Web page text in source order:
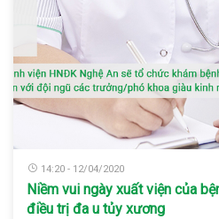
14:20 - 12/04/2020
Niềm vui ngày xuất viện của
điều trị đa u tủy xương